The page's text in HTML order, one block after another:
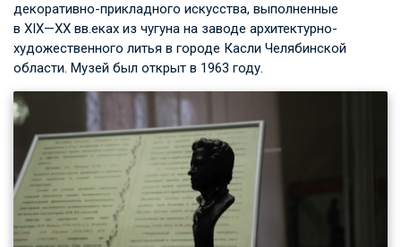
декоративно-прикладного искусства, выполненные
в XIX—XX вв.еках из чугуна на заводе архитектурно-
художественного литья в городе Касли Челябинской
области. Музей был открыт в 1963 году.